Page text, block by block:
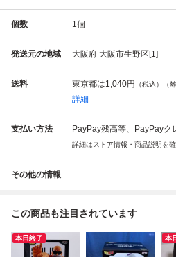
個数 1個
発送元の地域 大阪府 大阪市生野区[1]
送料 東京都は1,040円 （税込）（
詳細
支払い方法 PayPay残高等、PayPayク
詳細はストア情報・商品説明を
その他の情報
この商品も注目されています
本日終了 本